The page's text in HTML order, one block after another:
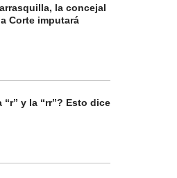
la concejal
Corte imputará
y la “rr”? Esto dice